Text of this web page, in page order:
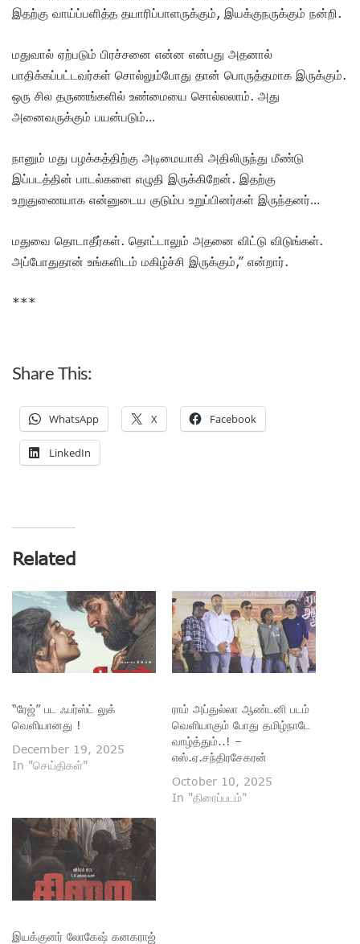
இதற்கு வாய்ப்பளித்த தயாரிப்பாளருக்கும், இயக்குநருக்கும் நன்றி.
மதுவால் ஏற்படும் பிரச்சனை என்ன என்பது அதனால்
பாதிக்கப்பட்டவர்கள் சொல்லும்போது தான் பொருத்தமாக இருக்கும்.
ஒரு சில தருணங்களில் உண்மையை சொல்லலாம். அது
அனைவருக்கும் பயன்படும்…
நானும் மது பழக்கத்திற்கு அடிமையாகி அதிலிருந்து மீண்டு
இப்படத்தின் பாடல்களை எழுதி இருக்கிறேன். இதற்கு
உறுதுணையாக என்னுடைய குடும்ப உறுப்பினர்கள் இருந்தனர்…
மதுவை தொடாதீர்கள். தொட்டாலும் அதனை விட்டு விடுங்கள்.
அப்போதுதான் உங்களிடம் மகிழ்ச்சி இருக்கும்,” என்றார்.
***
Share This:
WhatsApp X Facebook
LinkedIn
Related
“ரேஜ்” பட ஃபர்ஸ்ட் லுக்
வெளியானது !
December 19, 2025
In "செய்திகள்"
ராம் அப்துல்லா ஆண்டனி படம்
வெளியாகும் போது தமிழ்நாடே
வாழ்த்தும்..! –
எஸ்.ஏ.சந்திரசேகரன்
October 10, 2025
In "திரைப்படம்"
இயக்குனர் லோகேஷ் கனகராஜ்